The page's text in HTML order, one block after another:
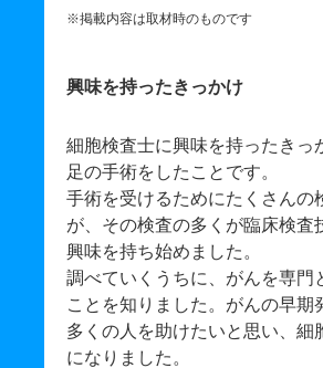
※掲載内容は取材時のものです
興味を持ったきっかけ
細胞検査士に興味を持ったきっ
足の手術をしたことです。
手術を受けるためにたくさんの
が、その検査の多くが臨床検査
興味を持ち始めました。
調べていくうちに、がんを専門
ことを知りました。がんの早期
多くの人を助けたいと思い、細
になりました。